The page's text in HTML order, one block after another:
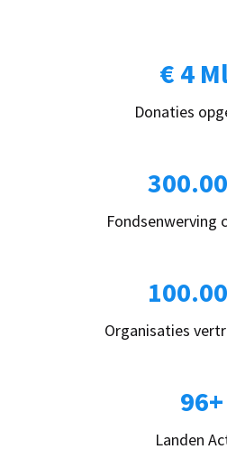
€ 4
Donaties
Fondsenwerving
Organisaties
96+
Landen